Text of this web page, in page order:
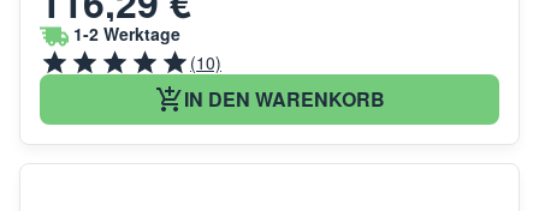
1-2 Werktage
(10)
IN DEN WARENKORB